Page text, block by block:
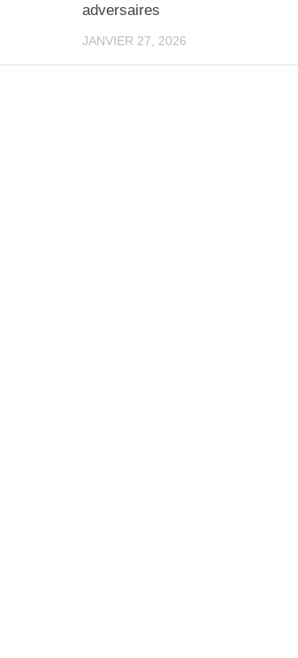
adversaires
JANVIER 27, 2026